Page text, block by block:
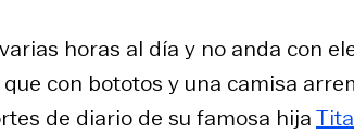
horas al día y no anda con
con bototos y una camisa
de diario de su famosa hijaTita